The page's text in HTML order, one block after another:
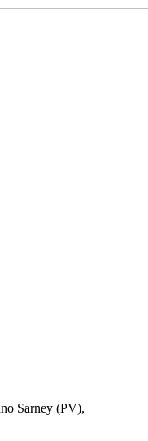
Sarney (PV),